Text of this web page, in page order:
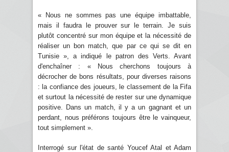
« Nous ne sommes pas une équipe imbattable,
mais il faudra le prouver sur le terrain. Je suis
plutôt concentré sur mon équipe et la nécessité de
réaliser un bon match, que par ce qui se dit en
Tunisie », a indiqué le patron des Verts. Avant
d'enchaîner : « Nous cherchons toujours à
décrocher de bons résultats, pour diverses raisons
: la confiance des joueurs, le classement de la Fifa
et surtout la nécessité de rester sur une dynamique
positive. Dans un match, il y a un gagnant et un
perdant, nous préférons toujours être le vainqueur,
tout simplement ».
Interrogé sur l'état de santé Youcef Atal et Adam